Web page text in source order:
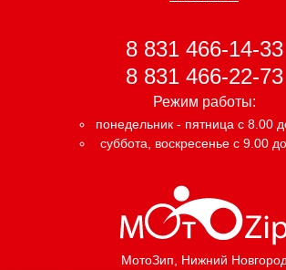
МотоЗип , Нижний Новгород
8 831 466-14-33
8 831 466-22-73
Режим работы:
понедельник - пятница с 8.00
суббота, воскресенье с 9.00